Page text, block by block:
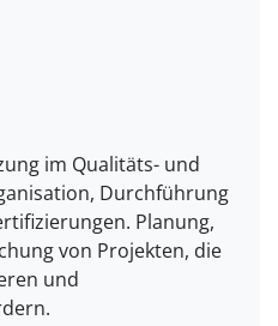
im Qualitäts- und
Durchführung
Planung,
von Projekten, die
und